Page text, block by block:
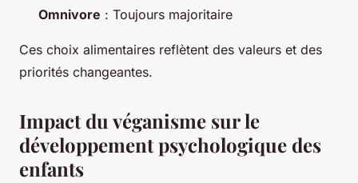
Omnivore : Toujours majoritaire
Ces choix alimentaires reflètent des valeurs et des
priorités changeantes.
Impact du véganisme sur le
développement psychologique des
enfants